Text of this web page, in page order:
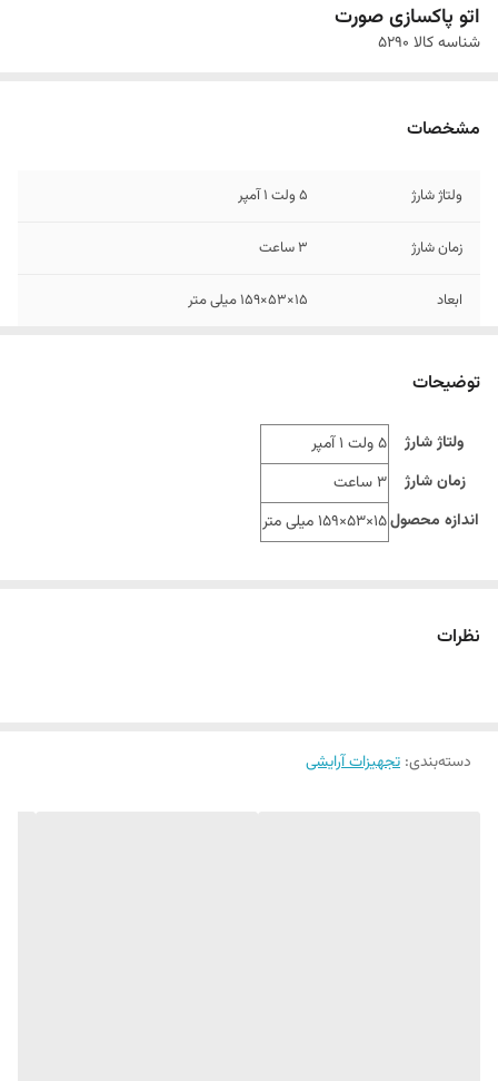
اتو پاکسازی صورت
شناسه کالا 5290
مشخصات
ولتاژ شارژ 5 ولت 1 آمپر
زمان شارژ 3 ساعت
ابعاد 15×53×159 میلی متر
توضیحات
ولتاژ شارژ
5 ولت 1 آمپر
زمان شارژ
3 ساعت
اندازه محصول15×53×159 میلی متر
نظرات
دسته‌بندی: تجهیزات آرایشی